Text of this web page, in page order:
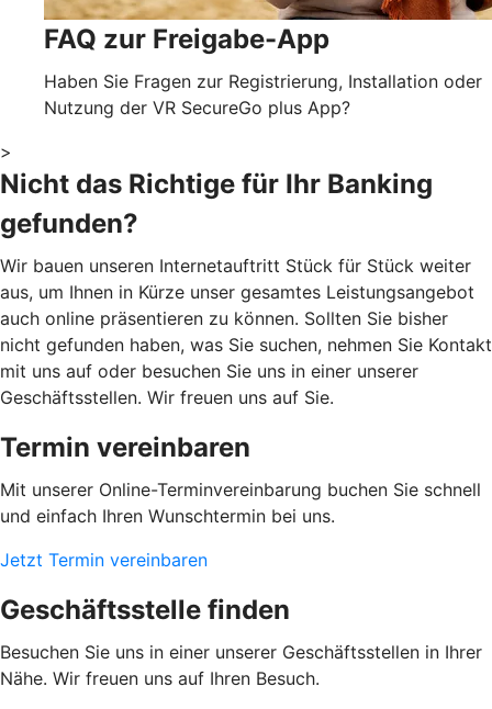
FAQ zur Freigabe-App
Haben Sie Fragen zur Registrierung, Installation oder
Nutzung der VR SecureGo plus App?
>
Nicht das Richtige für Ihr Banking
gefunden?
Wir bauen unseren Internetauftritt Stück für Stück weiter
aus, um Ihnen in Kürze unser gesamtes Leistungsangebot
auch online präsentieren zu können. Sollten Sie bisher
nicht gefunden haben, was Sie suchen, nehmen Sie Kontakt
mit uns auf oder besuchen Sie uns in einer unserer
Geschäftsstellen. Wir freuen uns auf Sie.
Termin vereinbaren
Mit unserer Online-Terminvereinbarung buchen Sie schnell
und einfach Ihren Wunschtermin bei uns.
Jetzt Termin vereinbaren
Geschäftsstelle finden
Besuchen Sie uns in einer unserer Geschäftsstellen in Ihrer
Nähe. Wir freuen uns auf Ihren Besuch.